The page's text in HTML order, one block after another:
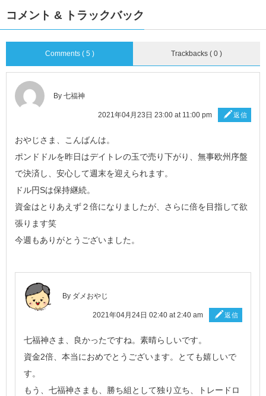
コメント & トラックバック
Comments ( 5 ) Trackbacks ( 0 )
By 七福神
2021年04月23日 23:00 at 11:00 pm 返信
おやじさま、こんばんは。
ポンドドルを昨日はデイトレの玉で売り下がり、無事欧州序盤
で決済し、安心して週末を迎えられます。
ドル円Sは保持継続。
資金はとりあえず２倍になりましたが、さらに倍を目指して欲
張ります笑
今週もありがとうございました。
By ダメおやじ
2021年04月24日 02:40 at 2:40 am 返信
七福神さま、良かったですね。素晴らしいです。
資金2倍、本当におめでとうございます。とても嬉しいで
す。
もう、七福神さまも、勝ち組として独り立ち、トレードロ